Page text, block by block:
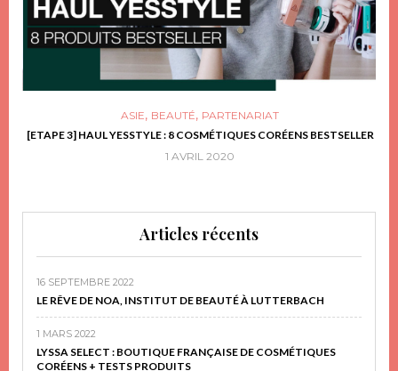
ASIE, BEAUTÉ, PARTENARIAT
[ETAPE 3] HAUL YESSTYLE : 8 COSMÉTIQUES CORÉENS BESTSELLER
1 AVRIL 2020
Articles récents
16 SEPTEMBRE 2022
LE RÊVE DE NOA, INSTITUT DE BEAUTÉ À LUTTERBACH
1 MARS 2022
LYSSA SELECT : BOUTIQUE FRANÇAISE DE COSMÉTIQUES
CORÉENS + TESTS PRODUITS